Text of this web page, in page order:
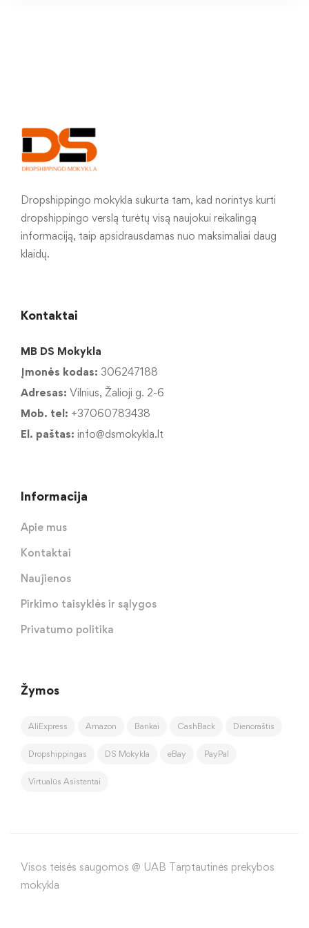
Dropshippingo mokykla sukurta tam, kad norintys kurti
dropshippingo verslą turėtų visą naujokui reikalingą
informaciją, taip apsidrausdamas nuo maksimaliai daug
klaidų.
Kontaktai
MB DS Mokykla
Įmonės kodas: 306247188
Adresas: Vilnius, Žalioji g. 2-6
Mob. tel: +37060783438
El. paštas: info@dsmokykla.lt
Informacija
Apie mus
Kontaktai
Naujienos
Pirkimo taisyklės ir sąlygos
Privatumo politika
Žymos
AliExpress Amazon Bankai CashBack Dienoraštis
Dropshippingas DS Mokykla eBay PayPal
Virtualūs Asistentai
Visos teisės saugomos @ UAB Tarptautinės prekybos
mokykla